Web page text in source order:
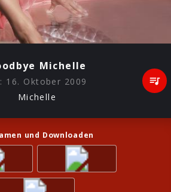
Michelle
16. Oktober 2009
Michelle
und Downloaden